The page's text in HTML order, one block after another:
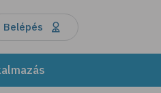
Belépés